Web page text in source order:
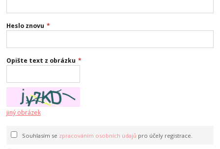
Heslo znovu *
Opište text z obrázku *
jiný obrázek
Souhlasím se zpracováním osobních údajů pro účely registrace.